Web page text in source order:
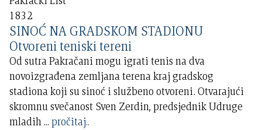
1832
SINOĆ NA GRADSKOM STADIONU
Otvoreni teniski tereni
Od sutra Pakračani mogu igrati tenis na dva
novoizgrađena zemljana terena kraj gradskog
stadiona koji su sinoć i službeno otvoreni. Otvarajući
skromnu svečanost Sven Zerdin, predsjednik Udruge
mladih... pročitaj..